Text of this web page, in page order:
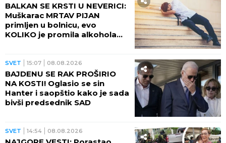
BALKAN SE KRSTI U NEVERICI:
Muškarac MRTAV PIJAN
primljen u bolnicu, evo
KOLIKO je promila alkohola
SVET 15:07 08.08.2026
BAJDENU SE RAK PROŠIRIO
NA KOSTI! Oglasio se sin
Hanter i saopštio kako je sada
bivši predsednik SAD
SVET 14:54 08.08.2026